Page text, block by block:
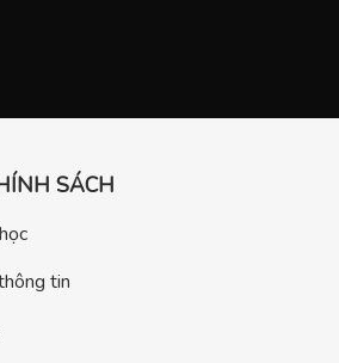
SÁCH
tin